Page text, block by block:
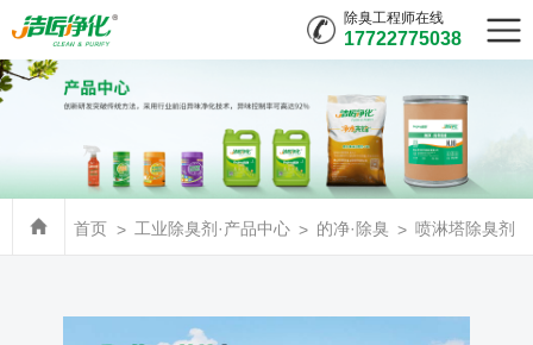
除臭工程师在线
17722775038
首页 工业除臭剂·产品中心 的净·除臭 喷淋塔除臭剂